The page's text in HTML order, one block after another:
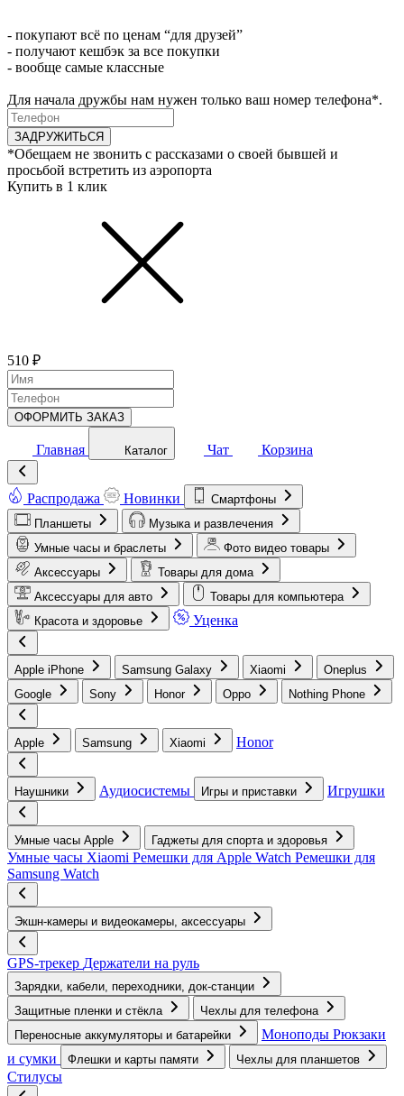
- покупают всё по ценам “для друзей”
- получают кешбэк за все покупки
- вообще самые классные
Для начала дружбы нам нужен только ваш номер телефона*.
ЗАДРУЖИТЬСЯ
*Обещаем не звонить с рассказами о своей бывшей и
просьбой встретить из аэропорта
Купить в 1 клик
510 ₽
ОФОРМИТЬ ЗАКАЗ
Главная Каталог Чат Корзина
Распродажа Новинки
Смартфоны
Планшеты
Музыка и развлечения
Умные часы и браслеты
Фото видео товары
Аксессуары
Товары для дома
Аксессуары для авто
Товары для компьютера
Красота и здоровье
Уценка
Apple iPhone Samsung Galaxy Xiaomi
Oneplus
Google
Sony Honor Oppo Nothing Phone
Apple Samsung Xiaomi Honor
Наушники Аудиосистемы Игры и приставки Игрушки
Умные часы Apple Гаджеты для спорта и здоровья
Умные часы Xiaomi Ремешки для Apple Watch Ремешки для
Samsung Watch
Экшн-камеры и видеокамеры, аксессуары
GPS-трекер Держатели на руль
Зарядки, кабели, переходники, док-станции
Защитные пленки и стёкла
Чехлы для телефона
Переносные аккумуляторы и батарейки
Моноподы Рюкзаки
и сумки
Флешки и карты памяти Чехлы для планшетов
Стилусы